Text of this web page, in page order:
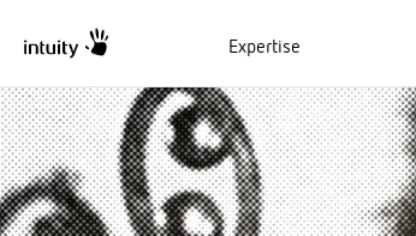
Expertise